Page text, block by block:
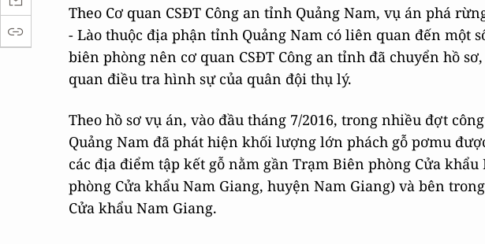
Theo Cơ quan CSĐT Công an tỉnh Quảng Nam, vụ án phá
- Lào thuộc địa phận tỉnh Quảng Nam có liên quan đến một
biên phòng nên cơ quan CSĐT Công an tỉnh đã chuyển hồ
quan điều tra hình sự của quân đội thụ lý.
Theo hồ sơ vụ án, vào đầu tháng 7/2016, trong nhiều đợt
Quảng Nam đã phát hiện khối lượng lớn phách gỗ pơmu
các địa điểm tập kết gỗ nằm gần Trạm Biên phòng Cửa
phòng Cửa khẩu Nam Giang, huyện Nam Giang) và bên
Cửa khẩu Nam Giang.